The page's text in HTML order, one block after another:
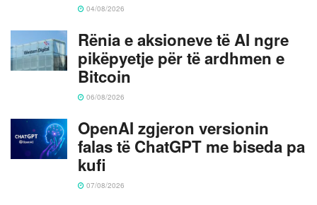
04/08/2026
Rënia e aksioneve të AI ngre
pikëpyetje për të ardhmen e
Bitcoin
06/08/2026
OpenAI zgjeron versionin
falas të ChatGPT me biseda pa
kufi
07/08/2026